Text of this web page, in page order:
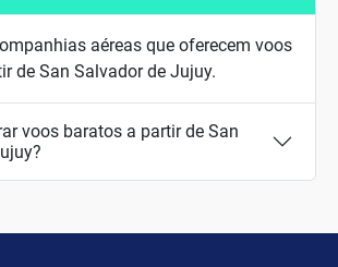
aéreas que oferecem voos
de San Salvador de Jujuy.
voos baratos a partir de San